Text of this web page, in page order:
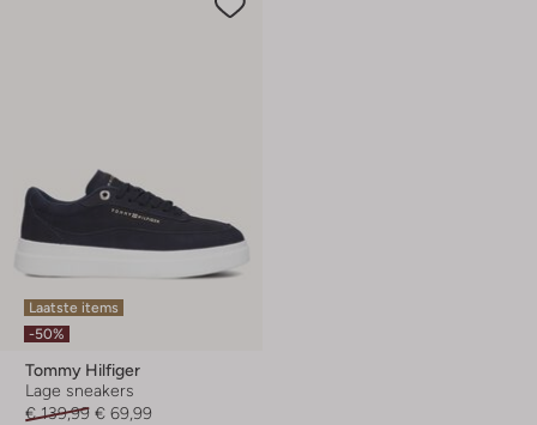
Laatste items
-50%
Tommy Hilfiger
Lage sneakers
€ 139,99 € 69,99